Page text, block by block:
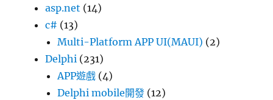
asp.net (14)
c# (13)
Multi-Platform APP UI(MAUI) (2)
Delphi (231)
APP遊戲 (4)
Delphi mobile開發 (12)